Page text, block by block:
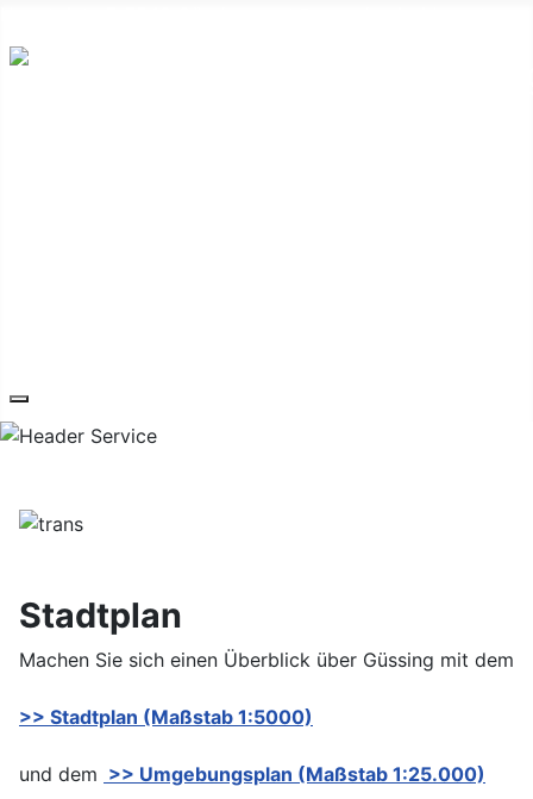
Stadtplan
Machen Sie sich einen Überblick über Güssing mit dem
>> Stadtplan (Maßstab 1:5000)
und dem >> Umgebungsplan (Maßstab 1:25.000)